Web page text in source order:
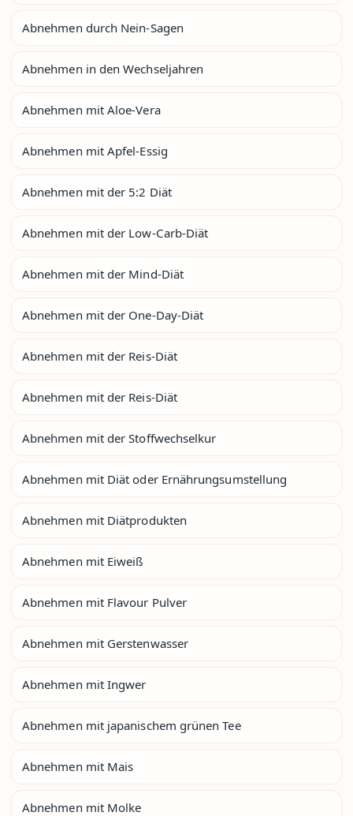
Abnehmen durch Nein-Sagen
Abnehmen in den Wechseljahren
Abnehmen mit Aloe-Vera
Abnehmen mit Apfel-Essig
Abnehmen mit der 5:2 Diät
Abnehmen mit der Low-Carb-Diät
Abnehmen mit der Mind-Diät
Abnehmen mit der One-Day-Diät
Abnehmen mit der Reis-Diät
Abnehmen mit der Reis-Diät
Abnehmen mit der Stoffwechselkur
Abnehmen mit Diät oder Ernährungsumstellung
Abnehmen mit Diätprodukten
Abnehmen mit Eiweiß
Abnehmen mit Flavour Pulver
Abnehmen mit Gerstenwasser
Abnehmen mit Ingwer
Abnehmen mit japanischem grünen Tee
Abnehmen mit Mais
Abnehmen mit Molke